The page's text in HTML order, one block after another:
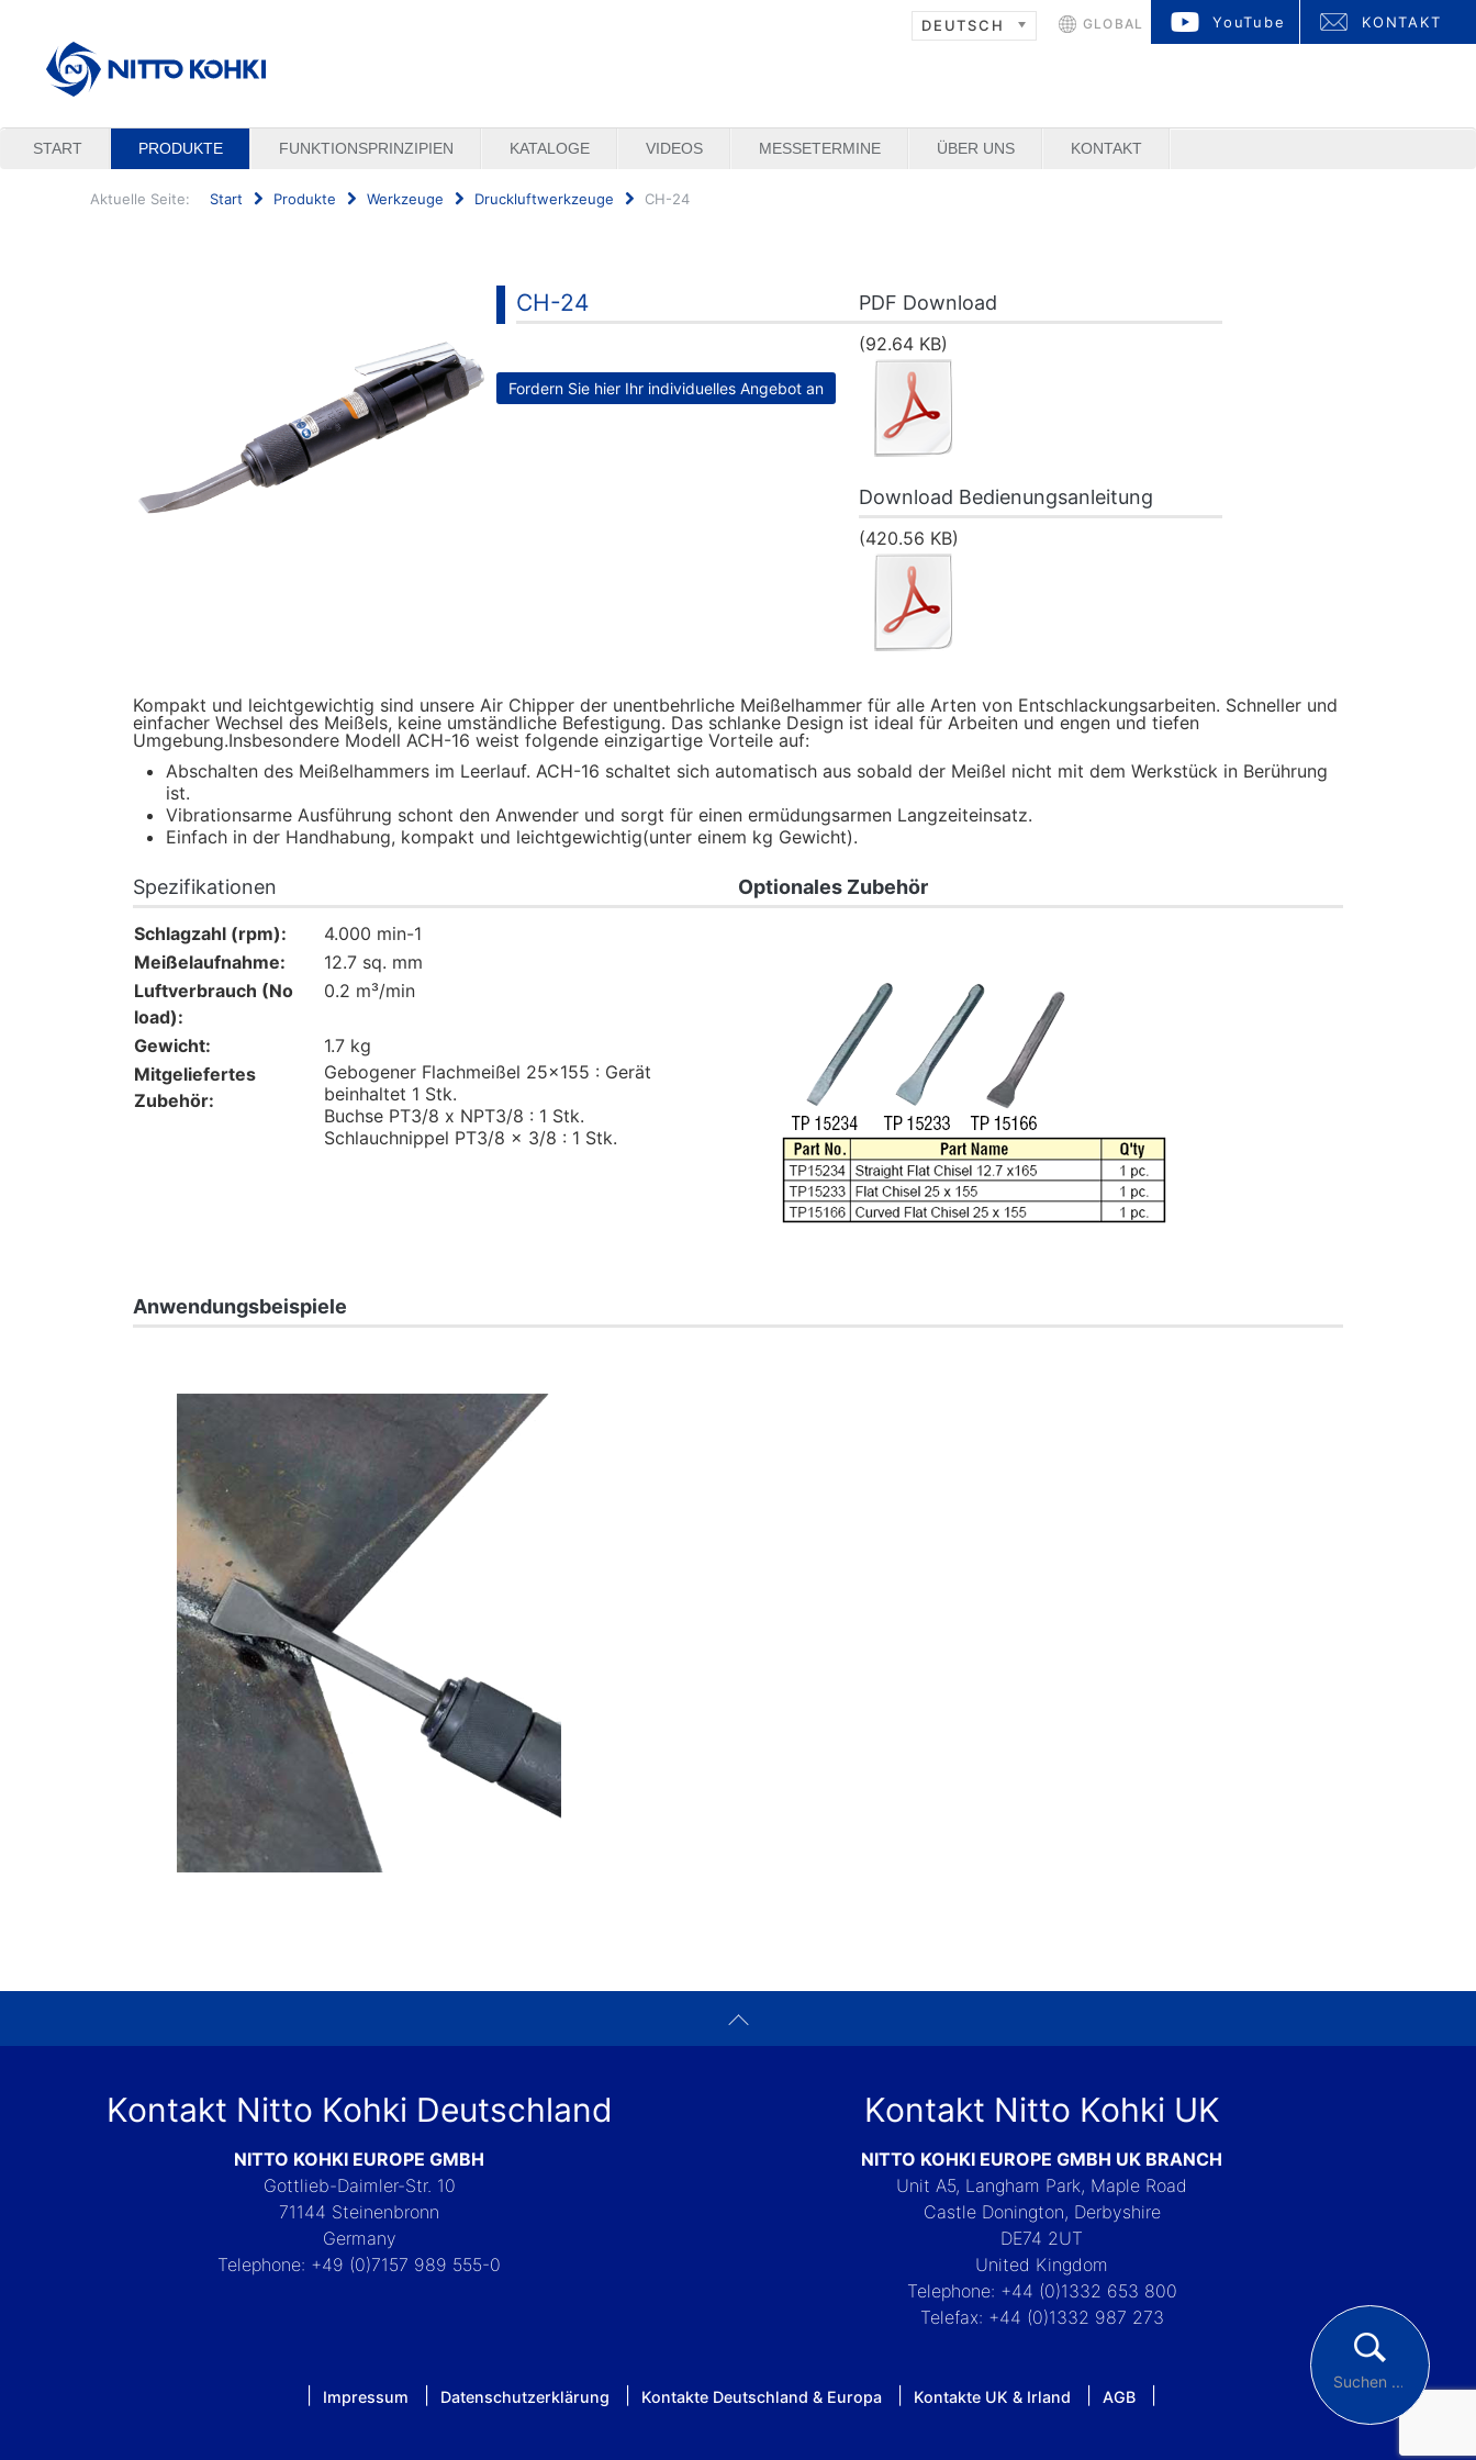
START PRODUKTE FUNKTIONSPRINZIPIEN KATALOGE VIDEOS MESSETERMINE ÜBER UNS KONTAKT
GLOBAL KONTAKT
DEUTSCH YouTube
Aktuelle Seite: Start Produkte Werkzeuge Druckluftwerkzeuge CH-24
CH-24
Fordern Sie hier Ihr individuelles Angebot an
PDF Download
(92.64 KB)
Download Bedienungsanleitung
(420.56 KB)
Kompakt und leichtgewichtig sind unsere Air Chipper der unentbehrliche Meißelhammer für alle Arten von Entschlackungsarbeiten. Schneller und
einfacher Wechsel des Meißels, keine umständliche Befestigung. Das schlanke Design ist ideal für Arbeiten und engen und tiefen
Umgebung.Insbesondere Modell ACH-16 weist folgende einzigartige Vorteile auf:
Abschalten des Meißelhammers im Leerlauf. ACH-16 schaltet sich automatisch aus sobald der Meißel nicht mit dem Werkstück in Berührung
ist.
Vibrationsarme Ausführung schont den Anwender und sorgt für einen ermüdungsarmen Langzeiteinsatz.
Einfach in der Handhabung, kompakt und leichtgewichtig(unter einem kg Gewicht).
Spezifikationen
Schlagzahl (rpm):
4.000 min-1
Meißelaufnahme:
12.7 sq. mm
Luftverbrauch (No
load):
0.2 m³/min
Gewicht:
1.7 kg
Mitgeliefertes
Zubehör:
Gebogener Flachmeißel 25x155 : Gerät
beinhaltet 1 Stk.
Buchse PT3/8 x NPT3/8 : 1 Stk.
Schlauchnippel PT3/8 x 3/8 : 1 Stk.
Optionales Zubehör
Anwendungsbeispiele
Kontakt Nitto Kohki Deutschland
NITTO KOHKI EUROPE GMBH
Gottlieb-Daimler-Str. 10
71144 Steinenbronn
Germany
Telephone: +49 (0)7157 989 555-0
Kontakt Nitto Kohki UK
NITTO KOHKI EUROPE GMBH UK BRANCH
Unit A5, Langham Park, Maple Road
Castle Donington, Derbyshire
DE74 2UT
United Kingdom
Telephone: +44 (0)1332 653 800
Telefax: +44 (0)1332 987 273
Impressum Datenschutzerklärung Kontakte Deutschland & Europa Kontakte UK & Irland AGB